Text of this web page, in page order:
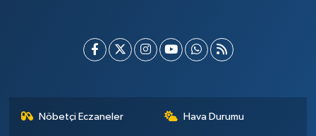
Nöbetçi Eczaneler Hava Durumu